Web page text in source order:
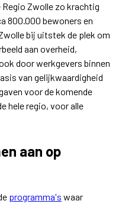
Zwolle zo krachtig
800.000 bewoners en
bij uitstek de plek om
aan overheid,
door werkgevers binnen
van gelijkwaardigheid
voor de komende
hele regio, voor alle
aan op
programma's waar